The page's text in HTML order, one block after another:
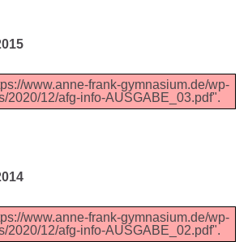
www.anne-frank-gymnasium.de/wp-
2020/12/afg-info-AUSGABE_03.pdf".
www.anne-frank-gymnasium.de/wp-
2020/12/afg-info-AUSGABE_02.pdf".